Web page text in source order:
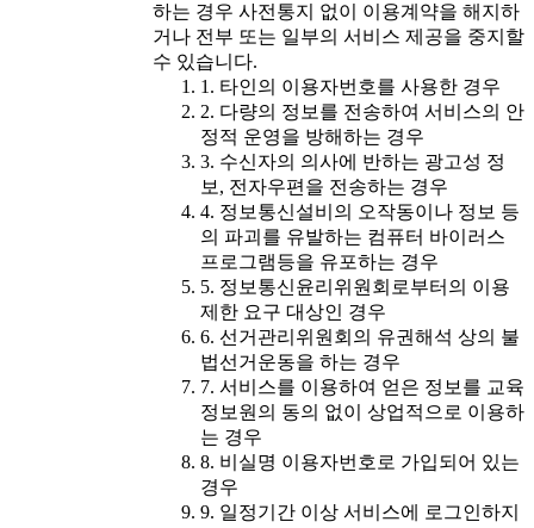
하는 경우 사전통지 없이 이용계약을 해지하
거나 전부 또는 일부의 서비스 제공을 중지할
수 있습니다.
1. 타인의 이용자번호를 사용한 경우
2. 다량의 정보를 전송하여 서비스의 안
정적 운영을 방해하는 경우
3. 수신자의 의사에 반하는 광고성 정
보, 전자우편을 전송하는 경우
4. 정보통신설비의 오작동이나 정보 등
의 파괴를 유발하는 컴퓨터 바이러스
프로그램등을 유포하는 경우
5. 정보통신윤리위원회로부터의 이용
제한 요구 대상인 경우
6. 선거관리위원회의 유권해석 상의 불
법선거운동을 하는 경우
7. 서비스를 이용하여 얻은 정보를 교육
정보원의 동의 없이 상업적으로 이용하
는 경우
8. 비실명 이용자번호로 가입되어 있는
경우
9. 일정기간 이상 서비스에 로그인하지